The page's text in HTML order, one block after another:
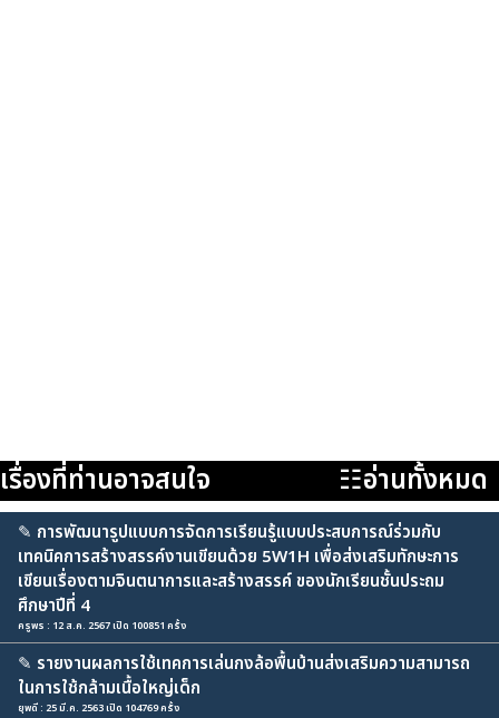
เรื่องที่ท่านอาจสนใจ ☷อ่านทั้งหมด
✎ การพัฒนารูปแบบการจัดการเรียนรู้แบบประสบการณ์ร่วมกับ
เทคนิคการสร้างสรรค์งานเขียนด้วย 5W1H เพื่อส่งเสริมทักษะการ
เขียนเรื่องตามจินตนาการและสร้างสรรค์ ของนักเรียนชั้นประถม
ศึกษาปีที่ 4
ครูพร : 12 ส.ค. 2567 เปิด 100851 ครั้ง
✎ รายงานผลการใช้เทคการเล่นกงล้อพื้นบ้านส่งเสริมความสามารถ
ในการใช้กล้ามเนื้อใหญ่เด็ก
ยุพดี : 25 มี.ค. 2563 เปิด 104769 ครั้ง